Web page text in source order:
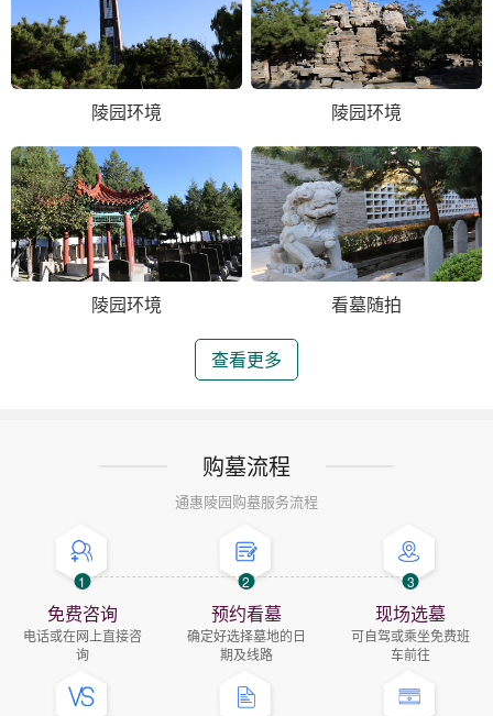
陵园环境 陵园环境
陵园环境 看墓随拍
查看更多
购墓流程
通惠陵园购墓服务流程
1
免费咨询
电话或在网上直接咨
询
2
预约看墓
确定好选择墓地的日
期及线路
3
现场选墓
可自驾或乘坐免费班
车前往